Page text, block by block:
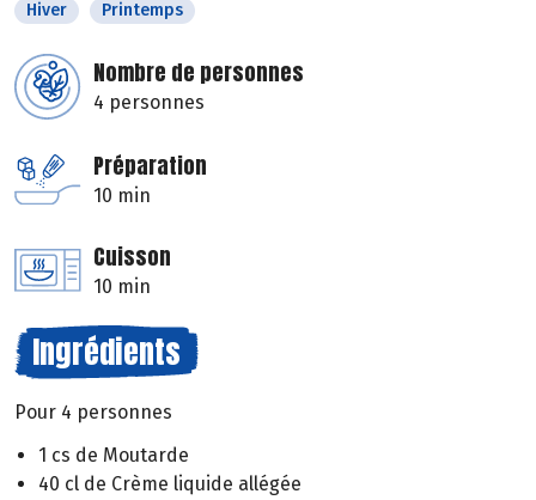
Hiver
Printemps
Nombre de personnes
4 personnes
Préparation
10 min
Cuisson
10 min
Ingrédients
Pour 4 personnes
1 cs de Moutarde
40 cl de Crème liquide allégée